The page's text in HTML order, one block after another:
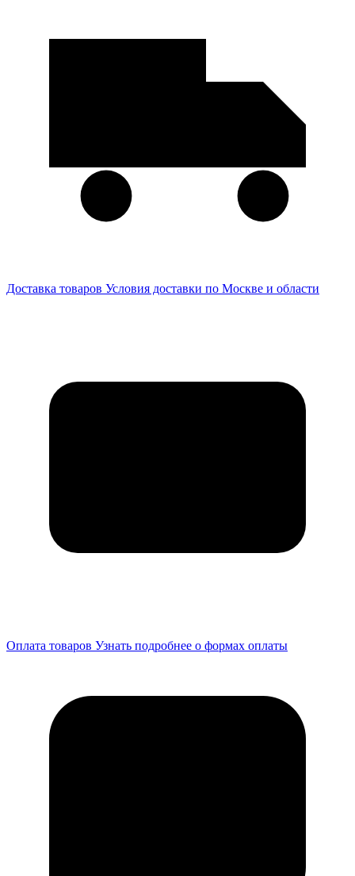
Доставка товаров Условия доставки по Москве и области
Оплата товаров Узнать подробнее о формах оплаты